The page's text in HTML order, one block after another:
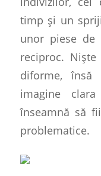
timp și un
unor piese de
reciproc.
diforme,
imagine
înseamnă să
problematice.